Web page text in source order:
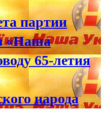
партии
«Наша
65-летия
народа